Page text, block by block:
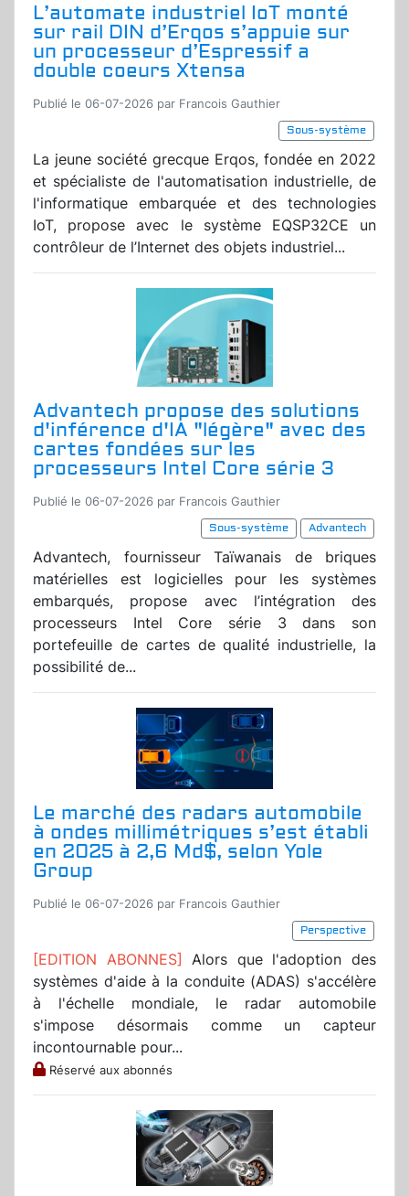
L’automate industriel IoT monté
sur rail DIN d’Erqos s’appuie sur
un processeur d’Espressif a
double coeurs Xtensa
Publié le 06-07-2026 par Francois Gauthier
Sous-système
La jeune société grecque Erqos, fondée en 2022
et spécialiste de l'automatisation industrielle, de
l'informatique embarquée et des technologies
IoT, propose avec le système EQSP32CE un
contrôleur de l’Internet des objets industriel...
Advantech propose des solutions
d'inférence d'IA "légère" avec des
cartes fondées sur les
processeurs Intel Core série 3
Publié le 06-07-2026 par Francois Gauthier
Sous-système
Advantech
Advantech, fournisseur Taïwanais de briques
matérielles est logicielles pour les systèmes
embarqués, propose avec l’intégration des
processeurs Intel Core série 3 dans son
portefeuille de cartes de qualité industrielle, la
possibilité de...
Le marché des radars automobile
à ondes millimétriques s’est établi
en 2025 à 2,6 Md$, selon Yole
Group
Publié le 06-07-2026 par Francois Gauthier
Perspective
[EDITION ABONNES]Alors que l'adoption des
systèmes d'aide à la conduite (ADAS) s'accélère
à l'échelle mondiale, le radar automobile
s'impose désormais comme un capteur
incontournable pour...
Réservé aux abonnés